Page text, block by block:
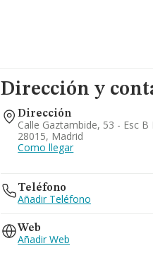
Dirección y
Dirección
Calle Gaztambide, 53 - Esc
28015, Madrid
Como llegar
Teléfono
Añadir Teléfono
Web
Añadir Web